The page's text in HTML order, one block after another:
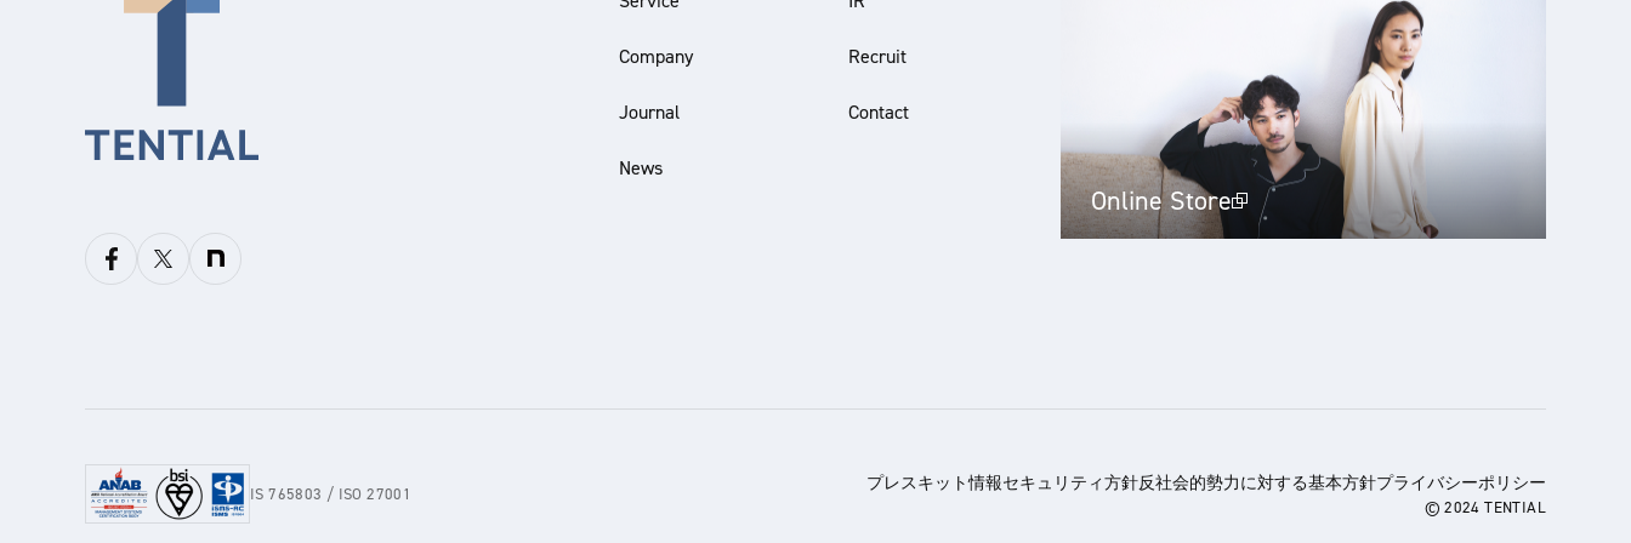
Company
Journal
News
Recruit
Contact
Online Store
IS 765803 / ISO 27001
プレスキット情報セキュリティ方針反社会的勢力に対する基本方針プライバシーポリシー
© 2024 TENTIAL